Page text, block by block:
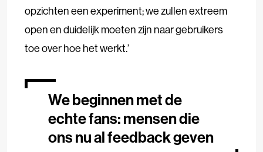
opzichten een experiment; we zullen extreem
open en duidelijk moeten zijn naar gebruikers
toe over hoe het werkt.’
We beginnen met de
echte fans: mensen die
ons nu al feedback geven